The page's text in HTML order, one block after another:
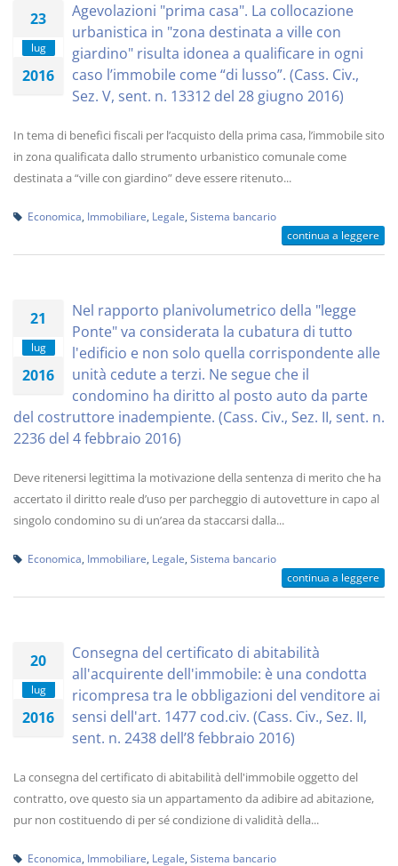
23
lug
2016
Agevolazioni "prima casa". La collocazione
urbanistica in "zona destinata a ville con
giardino" risulta idonea a qualificare in ogni
caso l’immobile come “di lusso”. (Cass. Civ.,
Sez. V, sent. n. 13312 del 28 giugno 2016)
In tema di benefici fiscali per l’acquisto della prima casa, l’immobile sito
in zona qualificata dallo strumento urbanistico comunale come
destinata a “ville con giardino” deve essere ritenuto...
Economica Immobiliare Legale Sistema bancario
continua a leggere
21
lug
2016
Nel rapporto planivolumetrico della "legge
Ponte" va considerata la cubatura di tutto
l'edificio e non solo quella corrispondente alle
unità cedute a terzi. Ne segue che il
condomino ha diritto al posto auto da parte
del costruttore inadempiente. (Cass. Civ., Sez. II, sent. n.
2236 del 4 febbraio 2016)
Deve ritenersi legittima la motivazione della sentenza di merito che ha
accertato il diritto reale d’uso per parcheggio di autovetture in capo al
singolo condomino su di un’area da staccarsi dalla...
Economica Immobiliare Legale Sistema bancario
continua a leggere
20
lug
2016
Consegna del certificato di abitabilità
all'acquirente dell'immobile: è una condotta
ricompresa tra le obbligazioni del venditore ai
sensi dell'art. 1477 cod.civ. (Cass. Civ., Sez. II,
sent. n. 2438 dell’8 febbraio 2016)
La consegna del certificato di abitabilità dell'immobile oggetto del
contratto, ove questo sia un appartamento da adibire ad abitazione,
pur non costituendo di per sé condizione di validità della...
Economica Immobiliare Legale Sistema bancario